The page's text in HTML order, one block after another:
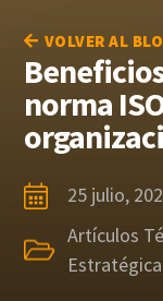
VOLVER AL
norma
25 julio,
Artículos
Estratégica